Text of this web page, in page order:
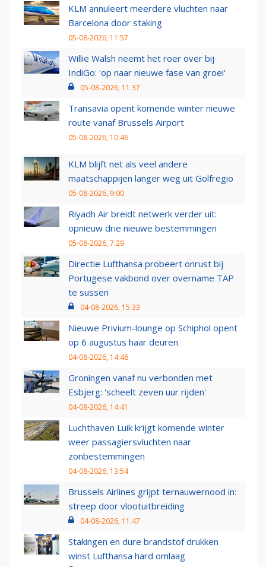
KLM annuleert meerdere vluchten naar
Barcelona door staking
05-08-2026, 11:57
Willie Walsh neemt het roer over bij
IndiGo: 'op naar nieuwe fase van groei'
05-08-2026, 11:37
Transavia opent komende winter nieuwe
route vanaf Brussels Airport
05-08-2026, 10:46
KLM blijft net als veel andere
maatschappijen langer weg uit Golfregio
05-08-2026, 9:00
Riyadh Air breidt netwerk verder uit:
opnieuw drie nieuwe bestemmingen
05-08-2026, 7:29
Directie Lufthansa probeert onrust bij
Portugese vakbond over overname TAP
te sussen
04-08-2026, 15:33
Nieuwe Privium-lounge op Schiphol opent
op 6 augustus haar deuren
04-08-2026, 14:46
Groningen vanaf nu verbonden met
Esbjerg: 'scheelt zeven uur rijden'
04-08-2026, 14:41
Luchthaven Luik krijgt komende winter
weer passagiersvluchten naar
zonbestemmingen
04-08-2026, 13:54
Brussels Airlines grijpt ternauwernood in:
streep door vlootuitbreiding
04-08-2026, 11:47
Stakingen en dure brandstof drukken
winst Lufthansa hard omlaag